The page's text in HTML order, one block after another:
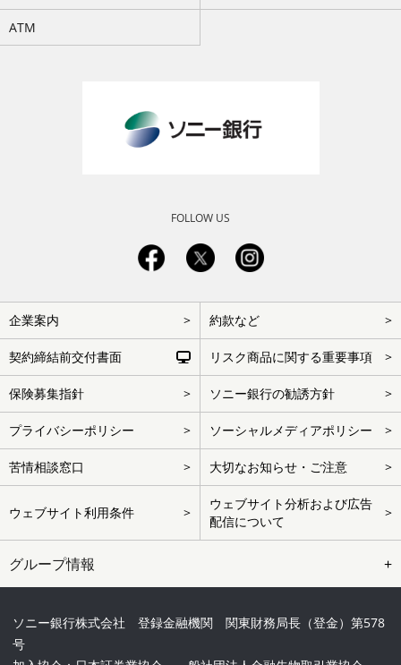
ATM
FOLLOW US
フ
ス
プ
企業案内 約款など
契約締結前交付書面 リスク商品に関する重要事項
保険募集指針 ソニー銀行の勧誘方針
プライバシーポリシー ソーシャルメディアポリシー
苦情相談窓口 大切なお知らせ・ご注意
ウェブサイト利用条件
ウェブサイト分析および広告
配信について
グループ情報
ソニー銀行株式会社 登録金融機関 関東財務局長（登金）第578
号